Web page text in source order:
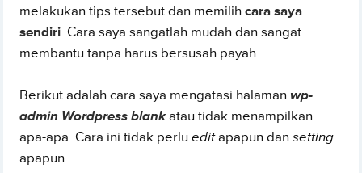
melakukan tips tersebut dan memilihcara saya
sendiri. Cara saya sangatlah mudah dan sangat
membantu tanpa harus bersusah payah.
Berikut adalah cara saya mengatasi halaman wp-
admin Wordpress blankatau tidak menampilkan
apa-apa. Cara ini tidak perlueditapapun dansetting
apapun.